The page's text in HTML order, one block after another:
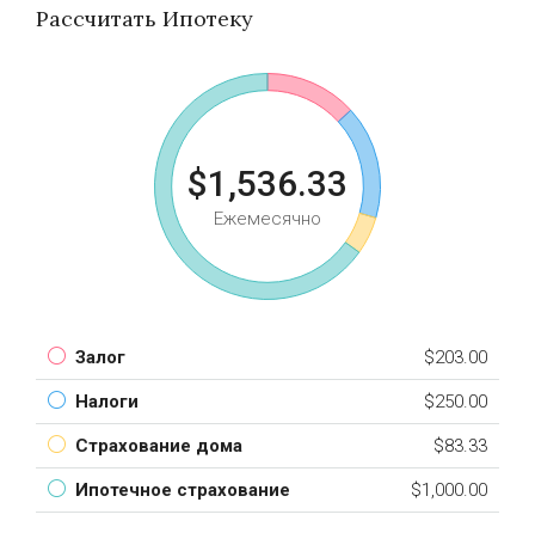
Рассчитать Ипотеку
$1,536.33
Ежемесячно
Залог $203.00
Налоги $250.00
Страхование дома $83.33
Ипотечное страхование $1,000.00